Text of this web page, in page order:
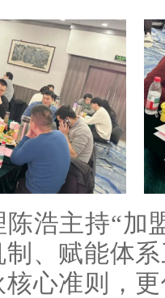
主持“加
、赋能体
心准则，